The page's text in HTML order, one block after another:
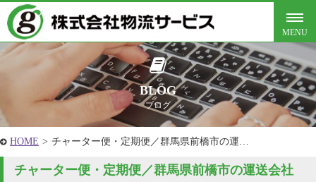
BLOG
ブログ
HOME > チャーター便・定期便／群馬県前橋市の運…
チャーター便・定期便／群馬県前橋市の運送会社